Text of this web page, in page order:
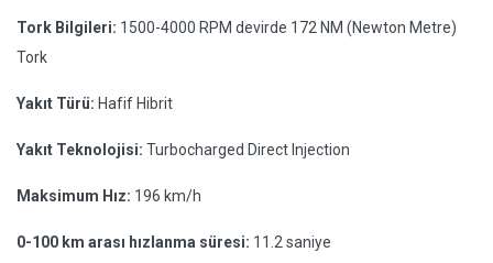
Tork Bilgileri: 1500-4000 RPM devirde 172 NM (Newton Metre)
Tork
Yakıt Türü: Hafif Hibrit
Yakıt Teknolojisi: Turbocharged Direct Injection
Maksimum Hız: 196 km/h
0-100 km arası hızlanma süresi: 11.2 saniye